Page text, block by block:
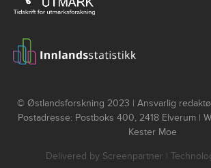
© Østlandsforskning 2023 | Ansvarlig
Postadresse: Postboks 400, 2418 Elverum |
Kester Moe
Delivered by Screenpartner |